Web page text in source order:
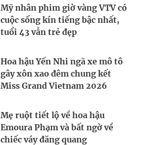
Mỹ nhân phim giờ vàng VTV có
cuộc sống kín tiếng bậc nhất,
tuổi 43 vẫn trẻ đẹp
Hoa hậu Yến Nhi ngã xe mô tô
gây xôn xao đêm chung kết
Miss Grand Vietnam 2026
Mẹ ruột tiết lộ về hoa hậu
Emoura Phạm và bất ngờ về
chiếc váy đăng quang